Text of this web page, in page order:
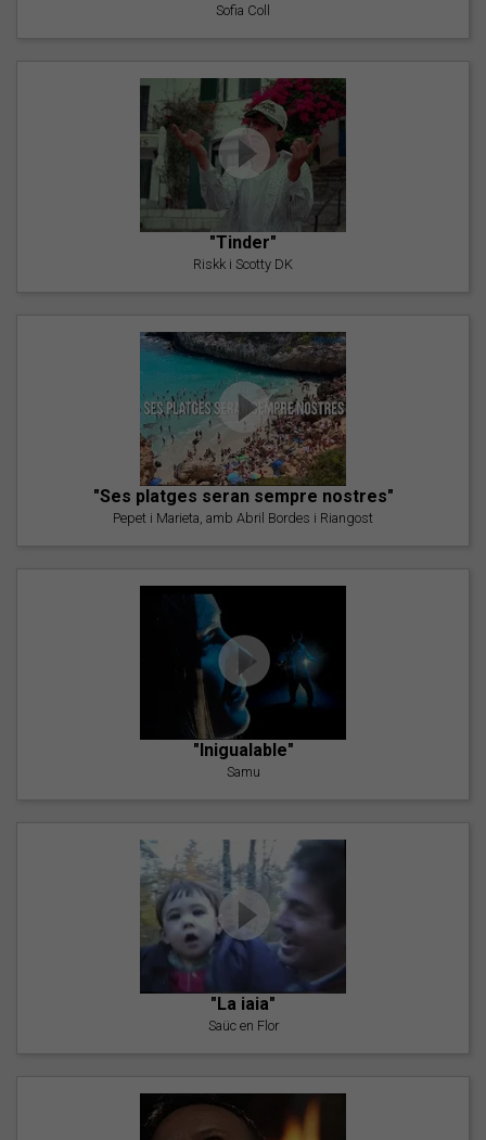
Sofia Coll
"Tinder"
Riskk i Scotty DK
"Ses platges seran sempre nostres"
Pepet i Marieta, amb Abril Bordes i Riangost
"Inigualable"
Samu
"La iaia"
Saüc en Flor